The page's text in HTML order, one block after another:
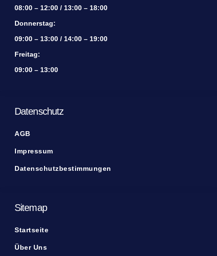
Sitemap
Startseite
Über Uns
Datenschutz
AGB
Impressum
Datenschutzbestimmungen
08:00 – 12:00 / 13:00 – 18:00
Donnerstag:
09:00 – 13:00 / 14:00 – 19:00
Freitag:
09:00 – 13:00